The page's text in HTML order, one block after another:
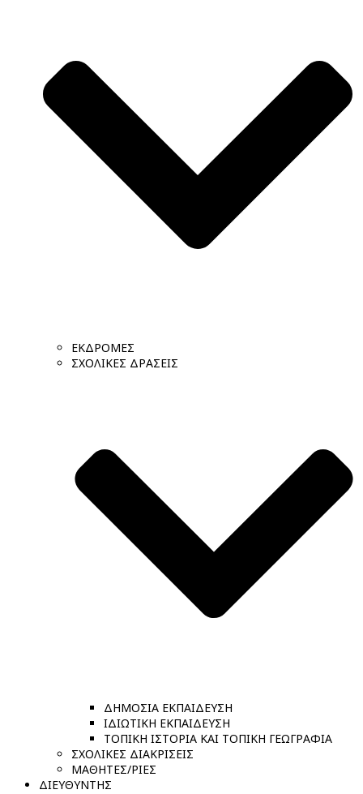
ΕΚΔΡΟΜΕΣ
ΣΧΟΛΙΚΕΣ ΔΡΑΣΕΙΣ
ΔΗΜΟΣΙΑ ΕΚΠΑΙΔΕΥΣΗ
ΙΔΙΩΤΙΚΗ ΕΚΠΑΙΔΕΥΣΗ
ΤΟΠΙΚΗ ΙΣΤΟΡΙΑ ΚΑΙ ΤΟΠΙΚΗ ΓΕΩΓΡΑΦΙΑ
ΣΧΟΛΙΚΕΣ ΔΙΑΚΡΙΣΕΙΣ
ΜΑΘΗΤΕΣ/ΡΙΕΣ
ΔΙΕΥΘΥΝΤΗΣ